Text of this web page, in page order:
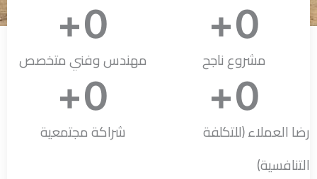
مشروع ناجح
0
+
مهندس وفني متخصص
0
+
رضا العملاء (للتكلفة
التنافسية)
0
+
شراكة مجتمعية
0
+